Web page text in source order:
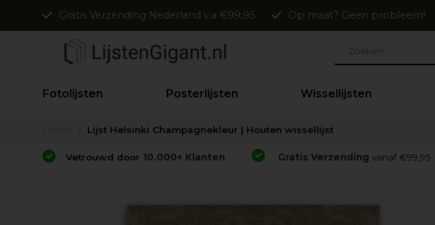
Gratis Verzending Nederland v.a €99,95 Op maat? Geen probleem!
Fotolijsten Posterlijsten Wissellijsten
Lijst Helsinki Champagnekleur | Houten wissellijst
Vetrouwd door 10.000+ Klanten Gratis Verzending vanaf €99,95